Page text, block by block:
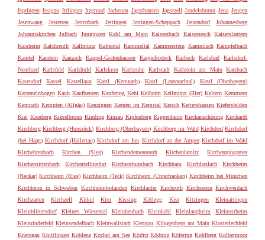
Ispringen Issigau Ittlingen Itzgrund Jachenau Jagsthausen Jagstzell Jandelsbrunn Jena Jengen
Jesenwang
Jestetten Jettenbach Jettingen Jettingen-Scheppach Jetzendorf
Johannesberg
Johanniskirchen
Julbach Jungingen Kahl am Main Kaisersbach Kaisersesch
Kaiserslautern
Kaisheim Kalchreuth Kallmünz Kaltental Kammeltal Kammerstein Kammlach Kämpfelbach
Kandel
Kandern Kanzach Kappel-Grafenhausen Kappelrodeck Karbach Karlsbad
Karlsdorf-
Neuthard
Karlsfeld Karlshuld Karlskron Karlsruhe Karlstadt Karlstein am Main
Karsbach
Kasendorf
Kassel Kastellaun Kastl (Kemnath) Kastl (Lauterachtal)
Kastl (Oberbayern)
Katzenelnbogen Kaub Kaufbeuren Kaufering Kehl Kelheim Kellmünz (Iller) Keltern Kemmern
Kemnath Kempten (Allgäu) Kenzingen Kernen im Remstal Ketsch Kettershausen Kiefersfelden
Kiel Kienberg Kieselbronn Kinding Kinsau Kipfenberg Kippenheim Kirchanschöring Kirchardt
Kirchberg Kirchberg (Hunsrück) Kirchberg (Oberbayern) Kirchberg im Wald Kirchdorf Kirchdorf
(bei Haag) Kirchdorf (Hallertau) Kirchdorf am Inn Kirchdorf an der Amper Kirchdorf im Wald
Kirchehrenbach
Kirchen (Sieg) Kirchendemenreuth Kirchenlamitz
Kirchenpingarten
Kirchensittenbach
Kirchentellinsfurt Kirchenthumbach Kirchham Kirchhaslach
Kirchheim
(Neckar) Kirchheim (Ries) Kirchheim (Teck) Kirchheim (Unterfranken) Kirchheim bei München
Kirchheim in Schwaben Kirchheimbolanden Kirchlauter Kirchroth Kirchseeon Kirchweidach
Kirchzarten
Kirchzell Kirkel Kirn Kissing Kißlegg Kist Kitzingen
Kleinaitingen
Kleinblittersdorf
Kleines Wiesental Kleinheubach Kleinkahl Kleinlangheim
Kleinostheim
Kleinrinderfeld Kleinsendelbach Kleinwallstadt Klettgau Klingenberg am Main Klosterlechfeld
Knetzgau Knittlingen Koblenz Kochel am See Köditz Ködnitz Köfering Kohlberg Kolbermoor